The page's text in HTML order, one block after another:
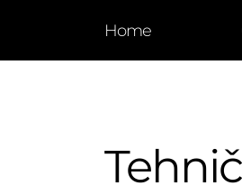
Home